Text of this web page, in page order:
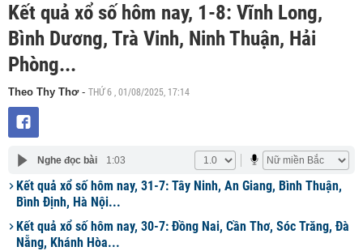
Kết quả xổ số hôm nay, 1-8: Vĩnh Long,
Bình Dương, Trà Vinh, Ninh Thuận, Hải
Phòng...
Theo Thy Thơ- THỨ 6 , 01/08/2025, 17:14
Nghe đọc bài 1:03
Kết quả xổ số hôm nay, 31-7: Tây Ninh, An Giang, Bình Thuận,
Bình Định, Hà Nội...
Kết quả xổ số hôm nay, 30-7: Đồng Nai, Cần Thơ, Sóc Trăng, Đà
Nẵng, Khánh Hòa...